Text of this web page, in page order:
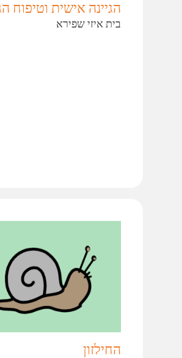
הגיינה אישית וטיפוח
בית איזי שפירא
החילזון